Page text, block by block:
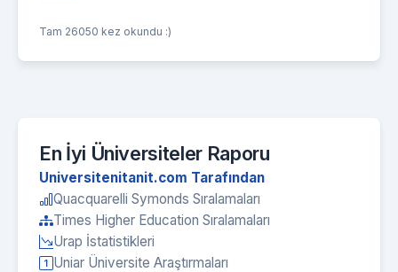
Tam 26050 kez okundu :)
En İyi Üniversiteler Raporu
Universitenitanit.com Tarafından
Quacquarelli Symonds Sıralamaları
Times Higher Education Sıralamaları
Urap İstatistikleri
Uniar Üniversite Araştırmaları